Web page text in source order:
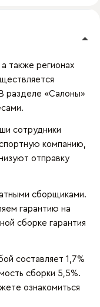
также регионах
разделе «Салоны»
сотрудники
компанию,
отправку
сборщиками.
гарантию на
сборке гарантия
составляет 1,7%
сборки 5,5%.
ознакомиться